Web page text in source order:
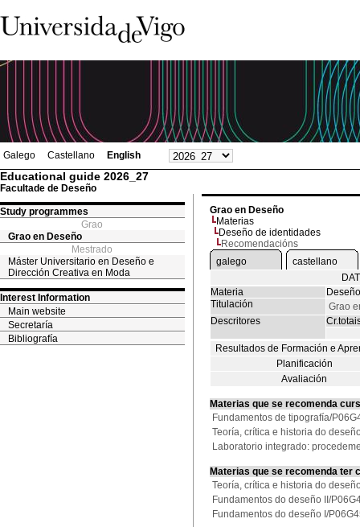
Galego Castellano English
Educational guide 2026_27
Facultade de Deseño
Study programmes
Grao
Grao en Deseño
Mestrado
Máster Universitario en Deseño e
Dirección Creativa en Moda
Interest Information
Main website
Secretaría
Bibliografía
Grao en Deseño
Materias
Deseño de identidades
Recomendacións
galego
castellano
Materia
Titulación
Grao
Descritores
Resultados de Formación e
Planificación
Avaliación
Materias que se recomenda
Fundamentos de tipografía/
Teoría, crítica e historia do
Laboratorio integrado:
Materias que se recomenda ter
Teoría, crítica e historia do
Fundamentos do deseño II/
Fundamentos do deseño I/